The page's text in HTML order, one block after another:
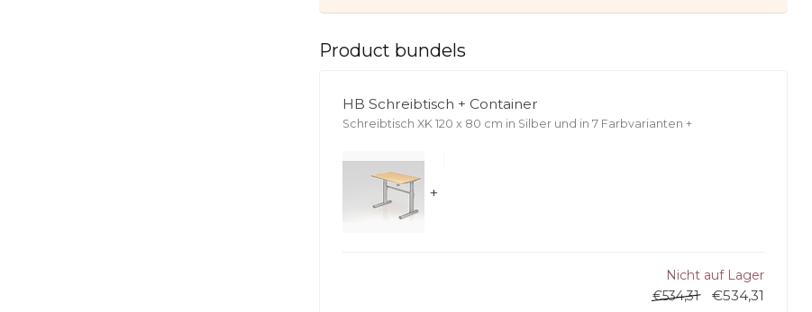
Product bundels
HB Schreibtisch + Container
Schreibtisch XK 120 x 80 cm in Silber und in 7 Farbvarianten +
+
Nicht auf Lager
€534,31
€534,31